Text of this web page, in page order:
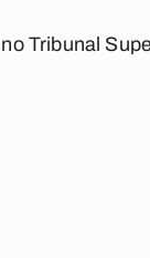
Tribunal